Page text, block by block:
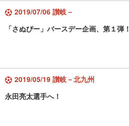
2019/07/06 讃岐－
「さぬぴー」バースデー企画、第１弾！
2019/05/19 讃岐－北九州
永田亮太選手へ！